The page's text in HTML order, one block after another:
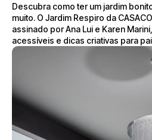
Descubra como ter um jardim
muito. O Jardim Respiro da
assinado por Ana Lui e Karen
acessíveis e dicas criativas para